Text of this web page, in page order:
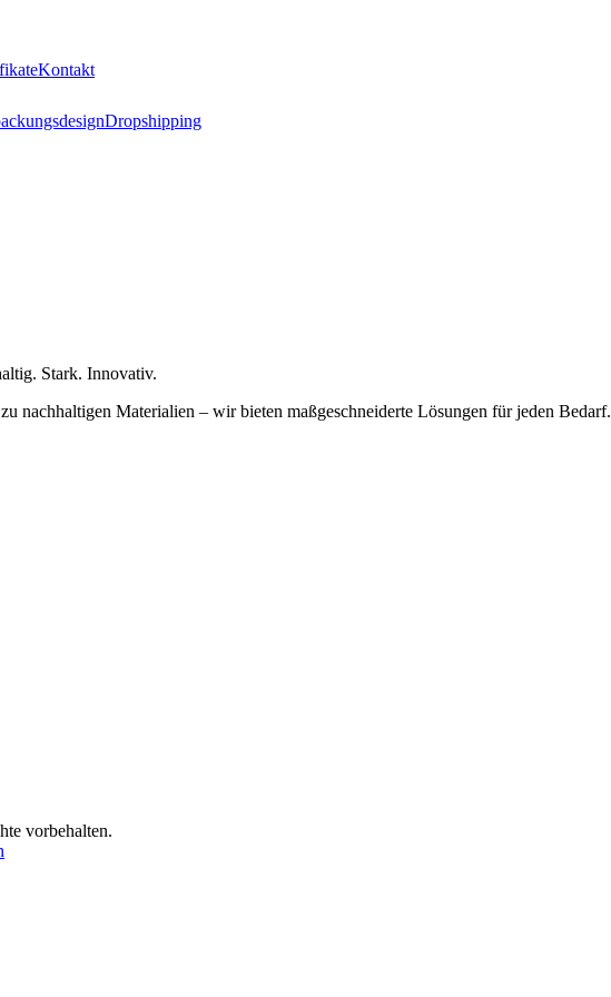
Kontakt
Dropshipping
Stark. Innovativ.
nachhaltigen Materialien – wir bieten maßgeschneiderte Lösungen für jeden Bedarf.
vorbehalten.